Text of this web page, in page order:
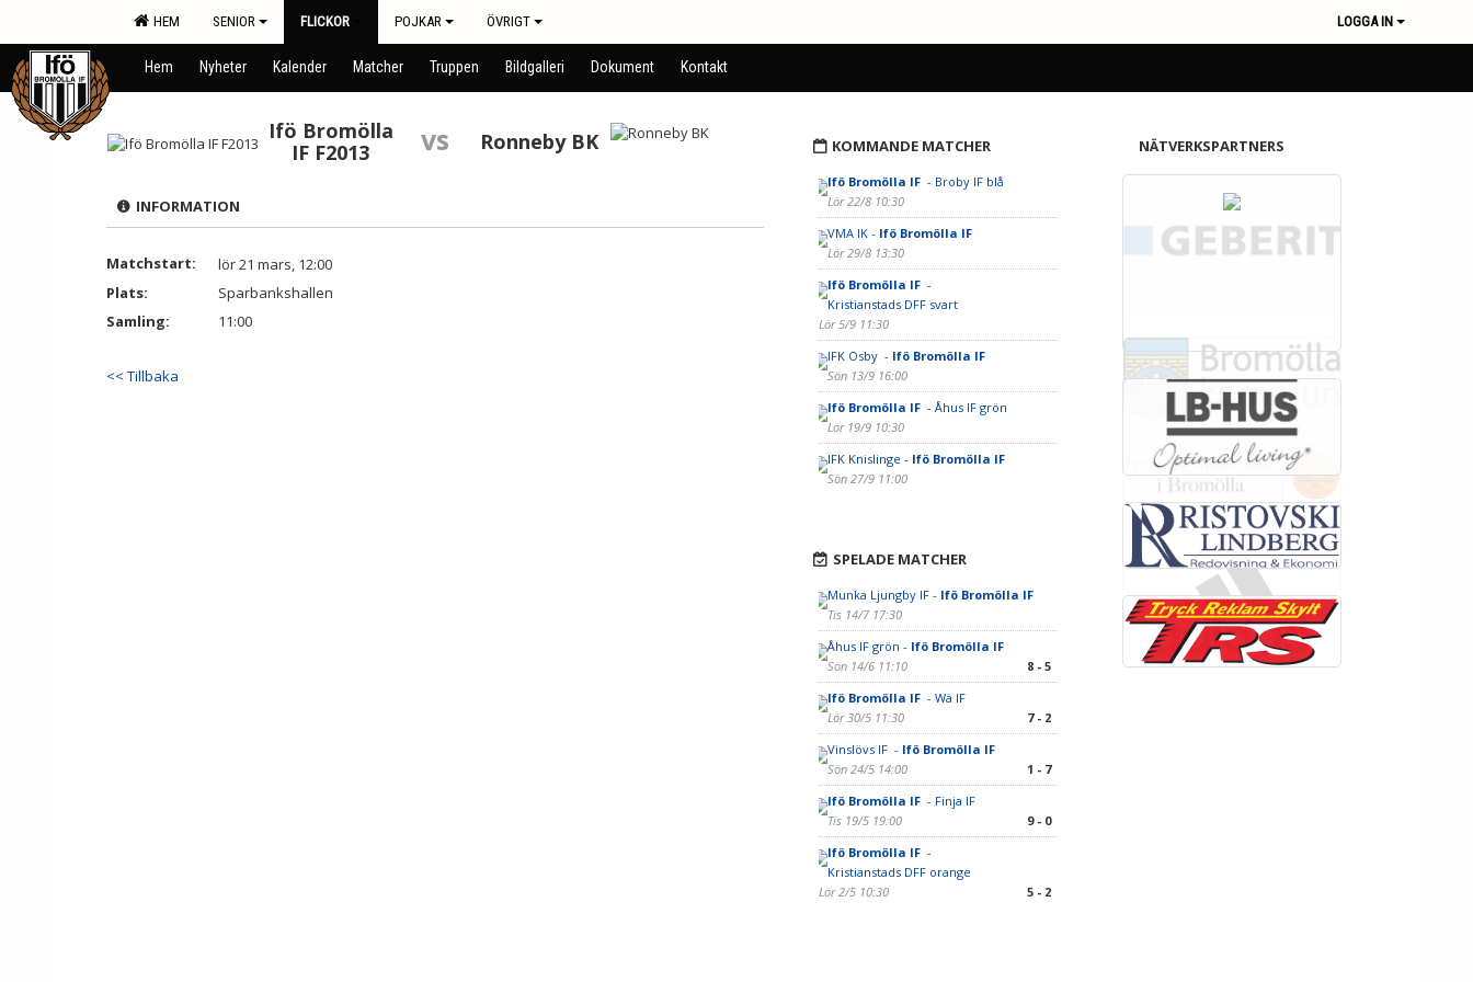
HEM SENIOR FLICKOR POJKAR ÖVRIGT LOGGA IN
Hem Nyheter Kalender Matcher Truppen Bildgalleri Dokument Kontakt
Ifö Bromölla
IF F2013
vs Ronneby BK
INFORMATION
Matchstart:
lör 21 mars, 12:00
Plats:
Sparbankshallen
Samling:
11:00
<< Tillbaka
KOMMANDE MATCHER
Ifö Bromölla IF - Broby IF blå
Lör 22/8 10:30
VMA IK - Ifö Bromölla IF
Lör 29/8 13:30
Ifö Bromölla IF -
Kristianstads DFF svart
Lör 5/9 11:30
IFK Osby - Ifö Bromölla IF
Sön 13/9 16:00
Ifö Bromölla IF - Åhus IF grön
Lör 19/9 10:30
IFK Knislinge - Ifö Bromölla IF
Sön 27/9 11:00
SPELADE MATCHER
Munka Ljungby IF - Ifö Bromölla IF
Tis 14/7 17:30
Åhus IF grön - Ifö Bromölla IF
Sön 14/6 11:10
8 - 5
Ifö Bromölla IF - Wä IF
Lör 30/5 11:30
7 - 2
Vinslövs IF - Ifö Bromölla IF
Sön 24/5 14:00
1 - 7
Ifö Bromölla IF - Finja IF
Tis 19/5 19:00
9 - 0
Ifö Bromölla IF -
Kristianstads DFF orange
Lör 2/5 10:30
5 - 2
NÄTVERKSPARTNERS